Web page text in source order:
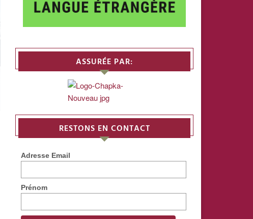
ASSURÉE PAR:
RESTONS EN CONTACT
Adresse Email
Prénom